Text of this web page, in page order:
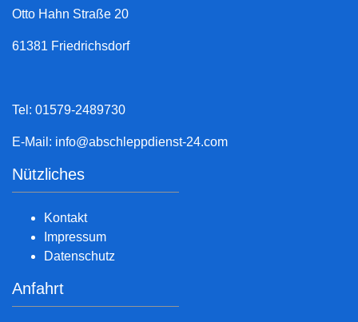
Otto Hahn Straße 20
61381 Friedrichsdorf
Tel: 01579-2489730
E-Mail: info@abschleppdienst-24.com
Nützliches
Kontakt
Impressum
Datenschutz
Anfahrt